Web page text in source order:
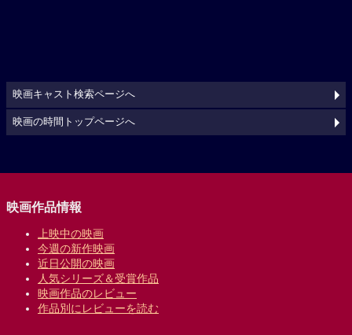
映画キャスト検索ページへ
映画の時間トップページへ
映画作品情報
上映中の映画
今週の新作映画
近日公開の映画
人気シリーズ＆受賞作品
映画作品のレビュー
作品別にレビューを読む